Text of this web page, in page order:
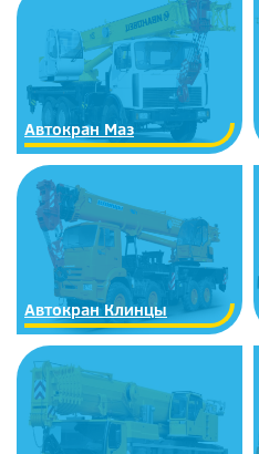
Автокран Маз
Автокран Клинцы